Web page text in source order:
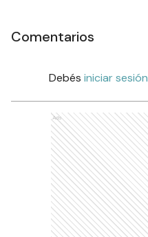
Comentarios
Debés iniciar sesión
Ads